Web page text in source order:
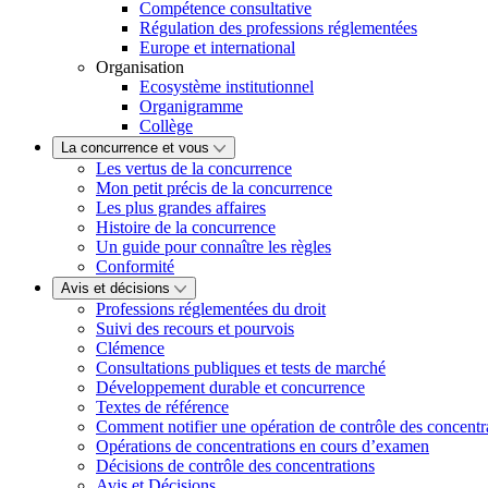
Compétence consultative
Régulation des professions réglementées
Europe et international
Organisation
Ecosystème institutionnel
Organigramme
Collège
La concurrence et vous
Les vertus de la concurrence
Mon petit précis de la concurrence
Les plus grandes affaires
Histoire de la concurrence
Un guide pour connaître les règles
Conformité
Avis et décisions
Professions réglementées du droit
Suivi des recours et pourvois
Clémence
Consultations publiques et tests de marché
Développement durable et concurrence
Textes de référence
Comment notifier une opération de contrôle des
Opérations de concentrations en cours d’examen
Décisions de contrôle des concentrations